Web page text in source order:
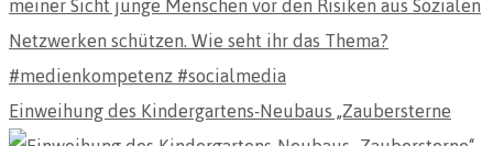
Einweihung des Kindergartens-Neubaus „Zaubersterne